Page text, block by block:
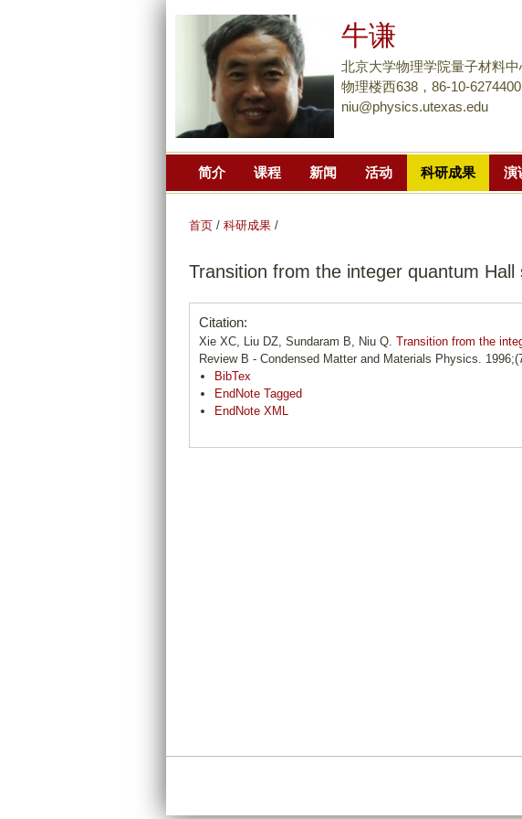
牛谦
北京大学物理学院量子材料
物理楼西638，86-10-
niu@physics.utexas.edu
简介 课程 新闻 活动 科研成果 演
首页 / 科研成果 /
Transition from the integer quantum
Citation:
Xie XC, Liu DZ, Sundaram B, Niu Q. Transition from the
Review B - Condensed Matter and Materials Physics.
BibTex
EndNote Tagged
EndNote XML